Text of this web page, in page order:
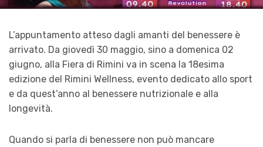
L’appuntamento atteso dagli amanti del benessere è
arrivato. Da giovedì 30 maggio, sino a domenica 02
giugno, alla Fiera di Rimini va in scena la 18esima
edizione del Rimini Wellness, evento dedicato allo sport
e da quest’anno al benessere nutrizionale e alla
longevità.
Quando si parla di benessere non può mancare